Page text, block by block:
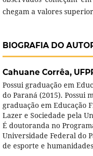
chegam a valores
BIOGRAFIA DO
Cahuane Corrêa,
Possui graduação em
do Paraná (2015). Possui
graduação em Educação
Lazer e Sociedade pela
É doutoranda no
Universidade Federal do
de esporte e